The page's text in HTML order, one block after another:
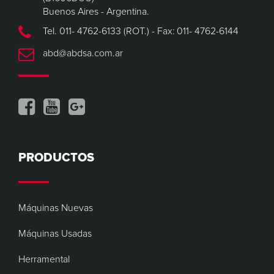
Buenos Aires - Argentina.
Tel. 011- 4762-6133 (ROT.) - Fax: 011- 4762-6144
abd@abdsa.com.ar
PRODUCTOS
Máquinas Nuevas
Máquinas Usadas
Herramental